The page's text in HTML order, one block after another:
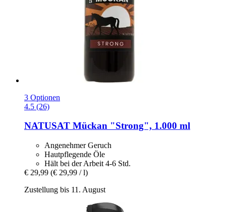
3 Optionen
4.5 (26)
NATUSAT Mückan "Strong", 1.000 ml
Angenehmer Geruch
Hautpflegende Öle
Hält bei der Arbeit 4-6 Std.
€ 29,99 (€ 29,99 / l)
Zustellung bis 11. August